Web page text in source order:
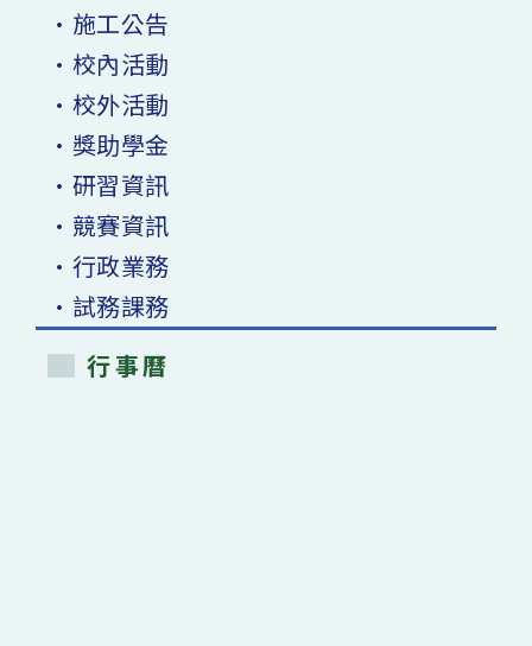
•施工公告
•校內活動
•校外活動
•獎助學金
•研習資訊
•競賽資訊
•行政業務
•試務課務
行事曆